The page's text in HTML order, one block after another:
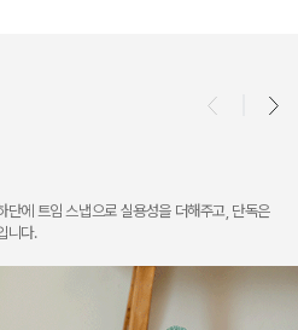
단에 트임 스냅으로 실용성을 더해주고, 단독은
니다.